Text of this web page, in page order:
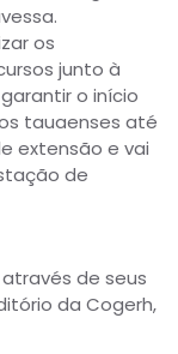
os
junto à
o início
tauaenses até
extensão e vai
de
de seus
da Cogerh,